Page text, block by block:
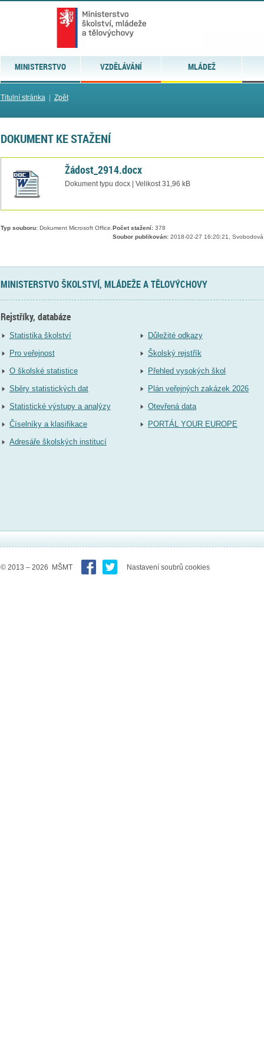
MINISTERSTVO VZDĚLÁVÁNÍ MLÁDEŽ
Titulní stránka| Zpět
DOKUMENT KE STAŽENÍ
Žádost_2914.docx
Dokument typu docx | Velikost 31,96 kB
Typ souboru:Dokument Microsoft Office. Počet stažení:378
Soubor publikován:2018-02-27 16:20:21, Svobodová
MINISTERSTVO ŠKOLSTVÍ, MLÁDEŽE A TĚLOVÝCHOVY
Rejstříky, databáze
Statistika školství
Pro veřejnost
O školské statistice
Sběry statistických dat
Statistické výstupy a analýzy
Číselníky a klasifikace
Adresáře školských institucí
Důležité odkazy
Školský rejstřík
Přehled vysokých škol
Plán veřejných zakázek 2026
Otevřená data
PORTÁL YOUR EUROPE
© 2013 – 2026 MŠMT Nastavení soubrů cookies